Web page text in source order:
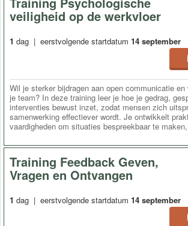
veiligheid op de werkvloer
1 dag | eerstvolgende startdatum 14 september
Wil je sterker bijdragen aan open communicatie en
je team? In deze training leer je hoe je gedrag,
interventies bewust inzet, zodat mensen zich
samenwerking effectiever wordt. Je ontwikkelt
vaardigheden om situaties bespreekbaar te
Training Feedback Geven,
Vragen en Ontvangen
1 dag | eerstvolgende startdatum 14 september